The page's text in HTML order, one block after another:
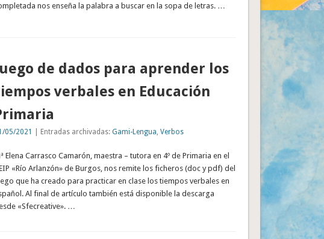
nos enseña la palabra a buscar en la sopa de letras. …
de dados para aprender los
verbales en Educación
05/2021 | Entradas archivadas: Gami-Lengua Verbos
Elena Carrasco Camarón, maestra – tutora en 4º de Primaria en el
«Río Arlanzón» de Burgos, nos remite los ficheros (doc y pdf) del
que ha creado para practicar en clase los tiempos verbales en
Al final de artículo también está disponible la descarga
«Sfecreative». …